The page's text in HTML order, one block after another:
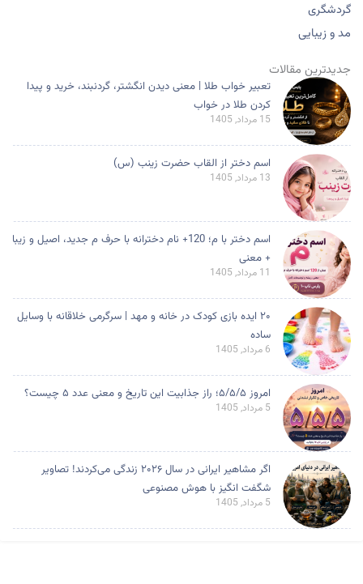
گردشگری
مد و زیبایی
جدیدترین مقالات
تعبیر خواب طلا | معنی دیدن انگشتر، گردنبند، خرید و پیدا
کردن طلا در خواب
15 مرداد, 1405
اسم دختر از القاب حضرت زینب (س)
13 مرداد, 1405
اسم دختر با م؛ 120+ نام دخترانه با حرف م جدید، اصیل و زیبا
+ معنی
11 مرداد, 1405
۲۰ ایده بازی کودک در خانه و مهد | سرگرمی خلاقانه با وسایل
ساده
6 مرداد, 1405
امروز ۵/۵/۵؛ راز جذابیت این تاریخ و معنی عدد ۵ چیست؟
5 مرداد, 1405
اگر مشاهیر ایرانی در سال ۲۰۲۶ زندگی می‌کردند! تصاویر
شگفت انگیز با هوش مصنوعی
5 مرداد, 1405